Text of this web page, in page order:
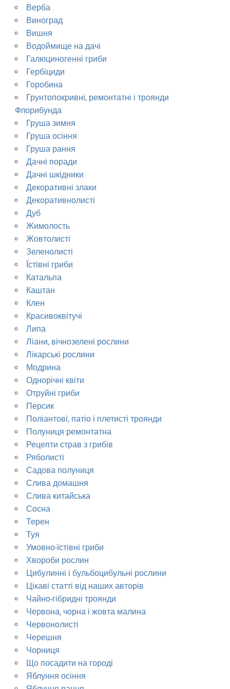
Верба
Виноград
Вишня
Водоймище на дачі
Галюциногенні гриби
Гербіциди
Горобина
Грунтопокривні, ремонтатні і троянди
Флорибунда
Груша зимня
Груша осіння
Груша рання
Дачні поради
Дачні шкідники
Декоративні злаки
Декоративнолисті
Дуб
Жимолость
Жовтолисті
Зеленолисті
Їстівні гриби
Катальпа
Каштан
Клен
Красивоквітучі
Липа
Ліани, вічнозелені рослини
Лікарські рослини
Модрина
Однорічні квіти
Отруйні гриби
Персик
Поліантові, патіо і плетисті троянди
Полуниця ремонтатна
Рецепти страв з грибів
Ряболисті
Садова полуниця
Слива домашня
Слива китайська
Сосна
Терен
Туя
Умовно-їстівні гриби
Хвороби рослин
Цибулинні і бульбоцибульні рослини
Цікаві статті від наших авторів
Чайно-гібридні троянди
Червона, чорна і жовта малина
Червонолисті
Черешня
Чорниця
Що посадити на городі
Яблуння осіння